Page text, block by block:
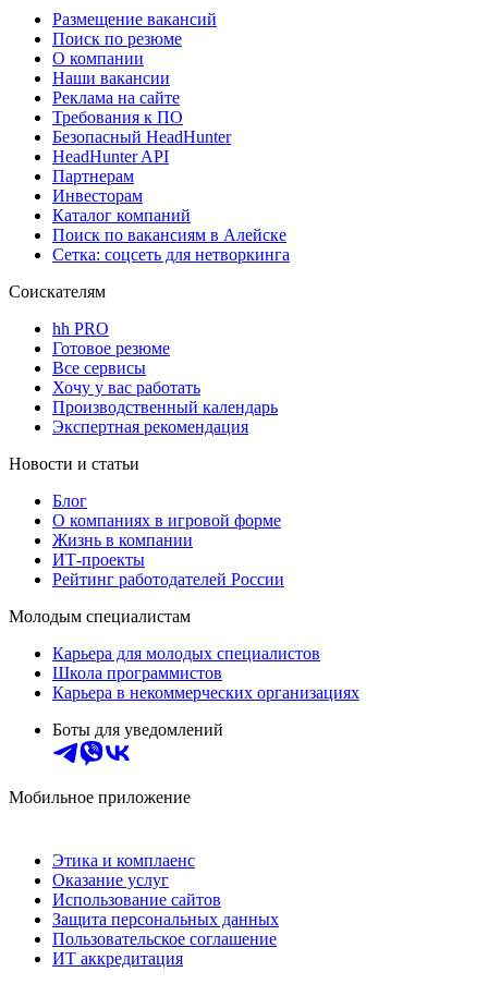
Размещение вакансий
Поиск по резюме
О компании
Наши вакансии
Реклама на сайте
Требования к ПО
Безопасный HeadHunter
HeadHunter API
Партнерам
Инвесторам
Каталог компаний
Поиск по вакансиям в Алейске
Сетка: соцсеть для нетворкинга
Соискателям
hh PRO
Готовое резюме
Все сервисы
Хочу у вас работать
Производственный календарь
Экспертная рекомендация
Новости и статьи
Блог
О компаниях в игровой форме
Жизнь в компании
ИТ-проекты
Рейтинг работодателей России
Молодым специалистам
Карьера для молодых специалистов
Школа программистов
Карьера в некоммерческих организациях
Боты для уведомлений
Мобильное приложение
Этика и комплаенс
Оказание услуг
Использование сайтов
Защита персональных данных
Пользовательское соглашение
ИТ аккредитация